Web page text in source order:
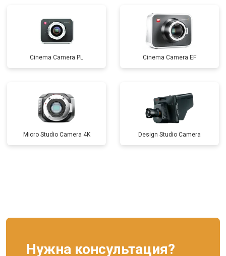
Cinema Camera PL Cinema Camera EF
Micro Studio Camera 4K Design Studio Camera
Нужна консультация?